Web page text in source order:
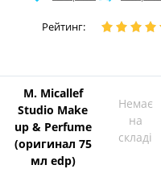
Рейтинг:
M. Micallef
Studio Make
up & Perfume
(оригинал 75
мл edp)
Немає
на
складі